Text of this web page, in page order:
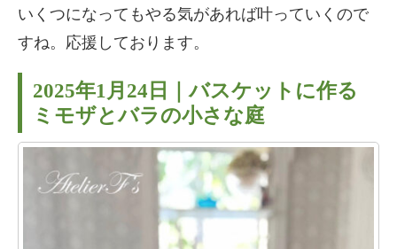
いくつになってもやる気があれば叶っていくので
すね。応援しております。
2025年1月24日｜バスケットに作る
ミモザとバラの小さな庭